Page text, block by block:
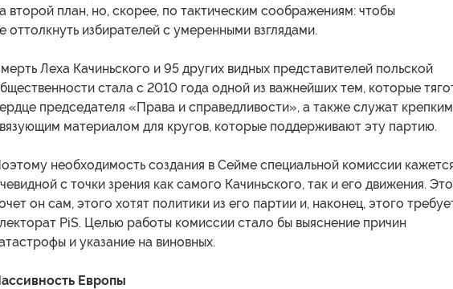
второй план, но, скорее, по тактическим соображениям: чтобы
оттолкнуть избирателей с умеренными взглядами.
Леха Качиньского и 95 других видных представителей польской
стала с 2010 года одной из важнейших тем, которые
председателя «Права и справедливости», а также служат крепким
материалом для кругов, которые поддерживают эту партию.
необходимость создания в Сейме специальной комиссии
с точки зрения как самого Качиньского, так и его движения.
он сам, этого хотят политики из его партии и, наконец, этого
PiS. Целью работы комиссии стало бы выяснение причин
и указание на виновных.
Европы